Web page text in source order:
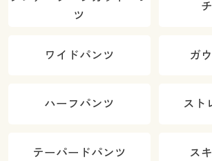
ツ
ワイドパンツ ガ
ハーフパンツ スト
テーパードパンツ ス